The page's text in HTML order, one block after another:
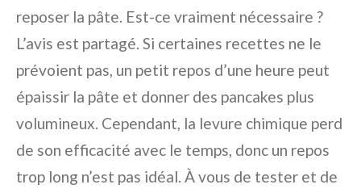
reposer la pâte. Est-ce vraiment nécessaire ?
L’avis est partagé. Si certaines recettes ne le
prévoient pas, un petit repos d’une heure peut
épaissir la pâte et donner des pancakes plus
volumineux. Cependant, la levure chimique perd
de son efficacité avec le temps, donc un repos
trop long n’est pas idéal. À vous de tester et de